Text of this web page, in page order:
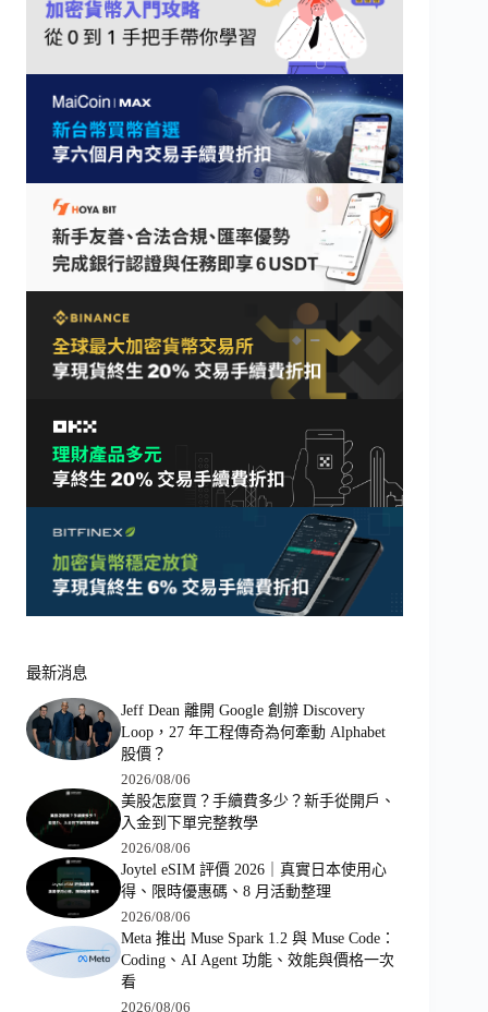
最新消息
Jeff Dean 離開 Google 創辦 Discovery
Loop，27 年工程傳奇為何牽動 Alphabet
股價？
2026/08/06
美股怎麼買？手續費多少？新手從開戶、
入金到下單完整教學
2026/08/06
Joytel eSIM 評價 2026｜真實日本使用心
得、限時優惠碼、8 月活動整理
2026/08/06
Meta 推出 Muse Spark 1.2 與 Muse Code：
Coding、AI Agent 功能、效能與價格一次
看
2026/08/06